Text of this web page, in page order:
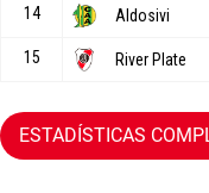
ESTADÍSTICAS